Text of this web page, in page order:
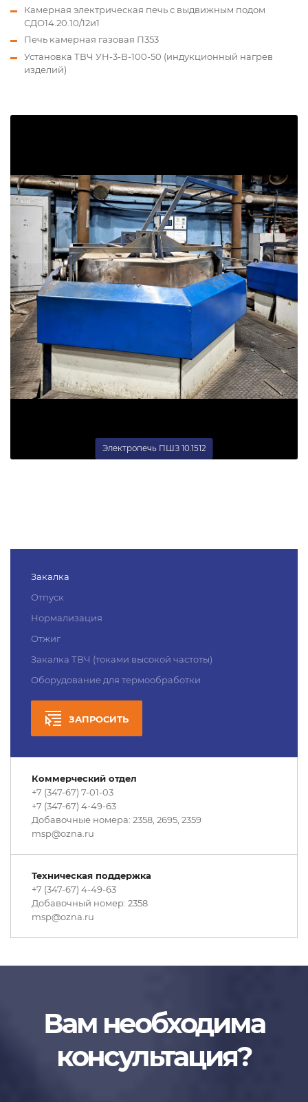
Камерная электрическая печь с выдвижным подом
СДО14.20.10/12и1
Печь камерная газовая П353
Установка ТВЧ УН-3-В-100-50 (индукционный нагрев
изделий)
Электропечь ПШЗ 10.1512
Закалка
Отпуск
Нормализация
Отжиг
Закалка ТВЧ (токами высокой частоты)
Оборудование для термообработки
ЗАПРОСИТЬ
Коммерческий отдел
+7 (347-67) 7-01-03
+7 (347-67) 4-49-63
Добавочные номера: 2358, 2695, 2359
msp@ozna.ru
Техническая поддержка
+7 (347-67) 4-49-63
Добавочный номер: 2358
msp@ozna.ru
Вам необходима
консультация?